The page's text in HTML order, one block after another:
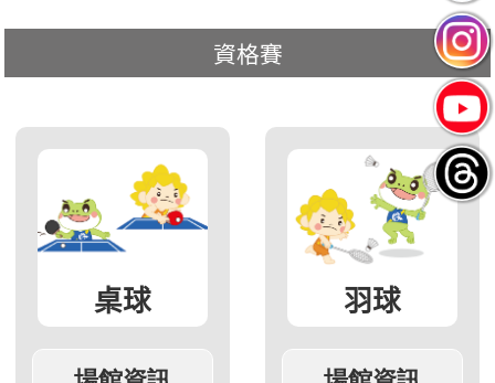
資格賽
桌球 羽球